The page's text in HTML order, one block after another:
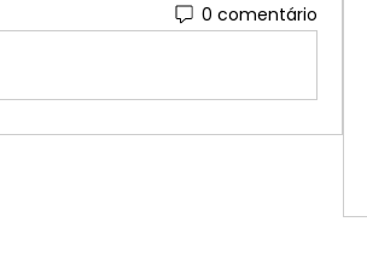
0 comentário